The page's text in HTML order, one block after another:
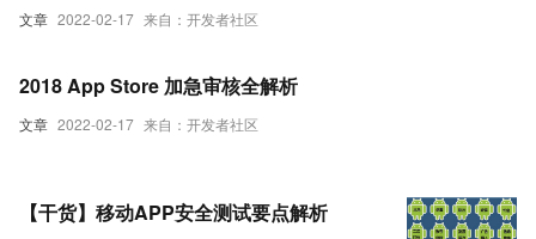
文章 2022-02-17 来自：开发者社区
文章 2022-02-17 来自：开发者社区
2018 App Store 加急审核全解析
【干货】移动APP安全测试要点解析